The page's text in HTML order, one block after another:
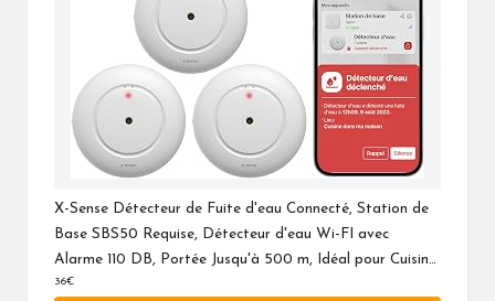
X-Sense Détecteur de Fuite d'eau Connecté, Station de
Base SBS50 Requise, Détecteur d'eau Wi-FI avec
Alarme 110 DB, Portée Jusqu'à 500 m, Idéal pour Cuisine,
sous-Sol, Salle de Bain, SWS51, Lot de 3
36€